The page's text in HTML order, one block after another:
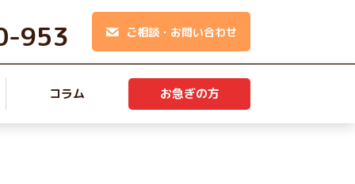
953 ご相談・お問い合わせ
コラム お急ぎの方